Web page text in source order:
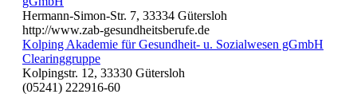
Hermann-Simon-Str. 7, 33334 Gütersloh
http://www.zab-gesundheitsberufe.de
Kolping Akademie für Gesundheit- u. Sozialwesen gGmbH
Clearinggruppe
Kolpingstr. 12, 33330 Gütersloh
(05241) 222916-60